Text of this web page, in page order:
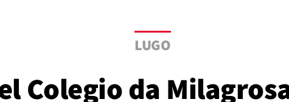
LUGO
Colegio da